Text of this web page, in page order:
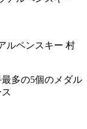
ルペンスキー 村
多の5個のメダル